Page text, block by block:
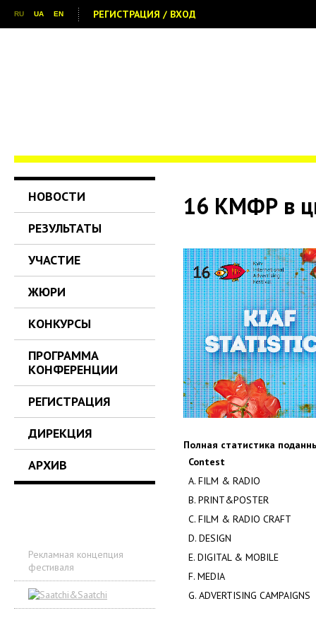
RU UA EN РЕГИСТРАЦИЯ / ВХОД
НОВОСТИ
РЕЗУЛЬТАТЫ
УЧАСТИЕ
ЖЮРИ
КОНКУРСЫ
ПРОГРАММА
КОНФЕРЕНЦИИ
РЕГИСТРАЦИЯ
ДИРЕКЦИЯ
АРХИВ
Рекламная концепция
фестиваля
16 КМФР в
Полная статистика
Contest
A. FILM & RADIO
B. PRINT&POSTER
C. FILM & RADIO CRAFT
D. DESIGN
E. DIGITAL & MOBILE
F. MEDIA
G. ADVERTISING CAMPAIGNS